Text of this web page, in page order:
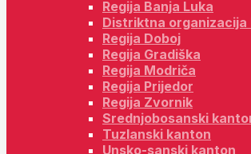
Regija Banja Luka
Distriktna organizacija
Regija Doboj
Regija Gradiška
Regija Modriča
Regija Prijedor
Regija Zvornik
Srednjobosanski
Tuzlanski kanton
Unsko-sanski kanton